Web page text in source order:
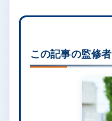
この記事の監修者